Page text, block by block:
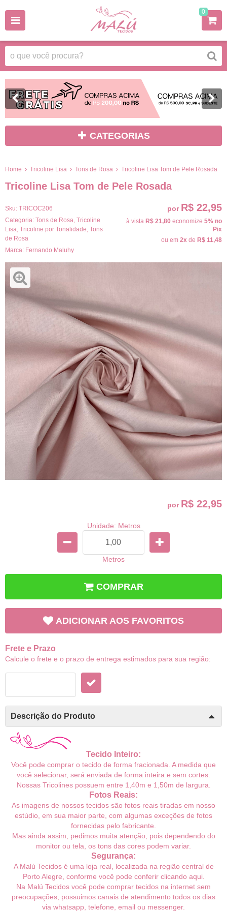
0
CATEGORIAS
Home Tricoline Lisa Tons de Rosa Tricoline Lisa Tom de Pele Rosada
Tricoline Lisa Tom de Pele Rosada
Sku: TRICOC206
Categoria: Tons de Rosa Tricoline
Lisa Tricoline por Tonalidade Tons
de Rosa
Marca: Fernando Maluhy
por R$ 22,95
à vista R$ 21,80 economize 5% no
Pix
ou em 2x de R$ 11,48
por R$ 22,95
Unidade: Metros
Metros
COMPRAR
ADICIONAR AOS FAVORITOS
Frete e Prazo
Calcule o frete e o prazo de entrega estimados para sua região:
Descrição do Produto
Tecido Inteiro:
Você pode comprar o tecido de forma fracionada. A medida que
você selecionar, será enviada de forma inteira e sem cortes.
Nossas Tricolines possuem entre 1,40m e 1,50m de largura.
Fotos Reais:
As imagens de nossos tecidos são fotos reais tiradas em nosso
estúdio, em sua maior parte, com algumas exceções de fotos
fornecidas pelo fabricante.
Mas ainda assim, pedimos muita atenção, pois dependendo do
monitor ou tela, os tons das cores podem variar.
Segurança:
A Malú Tecidos é uma loja real, localizada na região central de
Porto Alegre, conforme você pode conferir clicando aqui.
Na Malú Tecidos você pode comprar tecidos na internet sem
preocupações, possuimos canais de atendimento todos os dias
via whatsapp, telefone, email ou messenger.